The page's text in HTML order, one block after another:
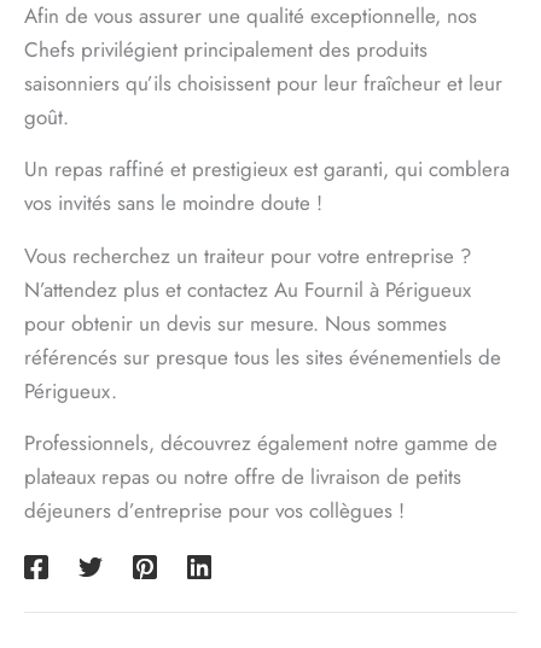
Afin de vous assurer une qualité exceptionnelle, nos
Chefs privilégient principalement des produits
saisonniers qu’ils choisissent pour leur fraîcheur et leur
goût.
Un repas raffiné et prestigieux est garanti, qui comblera
vos invités sans le moindre doute !
Vous recherchez un traiteur pour votre entreprise ?
N’attendez plus et contactez Au Fournil à Périgueux
pour obtenir un devis sur mesure. Nous sommes
référencés sur presque tous les sites événementiels de
Périgueux.
Professionnels, découvrez également notre gamme de
plateaux repas ou notre offre de livraison de petits
déjeuners d’entreprise pour vos collègues !